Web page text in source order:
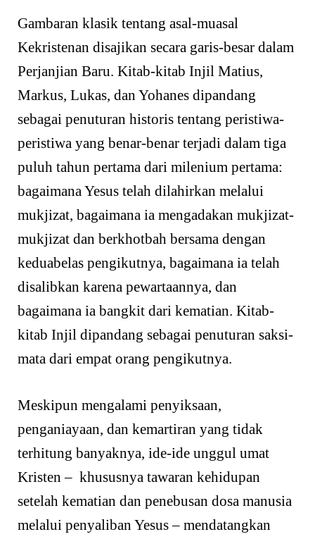
Gambaran klasik tentang asal-muasal
Kekristenan disajikan secara garis-besar dalam
Perjanjian Baru. Kitab-kitab Injil Matius,
Markus, Lukas, dan Yohanes dipandang
sebagai penuturan historis tentang peristiwa-
peristiwa yang benar-benar terjadi dalam tiga
puluh tahun pertama dari milenium pertama:
bagaimana Yesus telah dilahirkan melalui
mukjizat, bagaimana ia mengadakan mukjizat-
mukjizat dan berkhotbah bersama dengan
keduabelas pengikutnya, bagaimana ia telah
disalibkan karena pewartaannya, dan
bagaimana ia bangkit dari kematian. Kitab-
kitab Injil dipandang sebagai penuturan saksi-
mata dari empat orang pengikutnya.
Meskipun mengalami penyiksaan,
penganiayaan, dan kemartiran yang tidak
terhitung banyaknya, ide-ide unggul umat
Kristen – khususnya tawaran kehidupan
setelah kematian dan penebusan dosa manusia
melalui penyaliban Yesus – mendatangkan